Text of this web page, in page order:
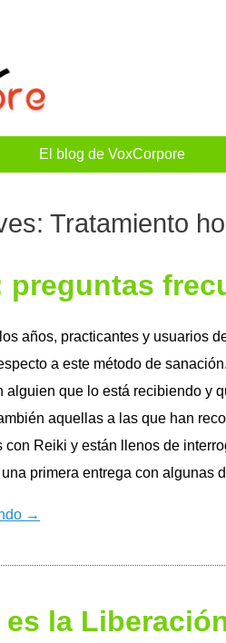
El blog de VoxCorpore
Tratamiento
preguntas
años, practicantes y usuarios
a este método de
alguien que lo está recibiendo y
aquellas a las que han
con Reiki y están llenos de
primera entrega con algunas
→
es la